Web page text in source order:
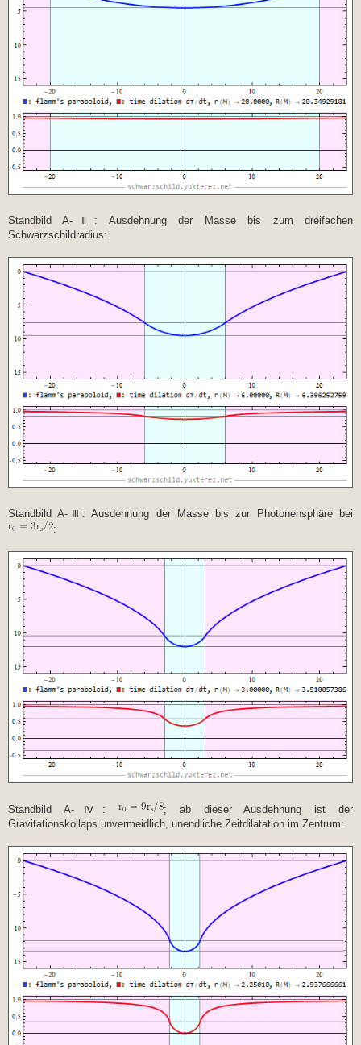
Standbild A-Ⅱ: Ausdehnung der Masse bis zum dreifachen
Schwarzschildradius:
Standbild A-Ⅲ: Ausdehnung der Masse bis zur Photonensphäre bei
:
Standbild A-Ⅳ:
; ab dieser Ausdehnung ist der
Gravitationskollaps unvermeidlich, unendliche Zeitdilatation im Zentrum: